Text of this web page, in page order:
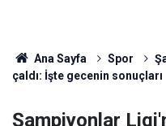
Ana Sayfa Spor
çaldı: İşte gecenin sonuçları
Şampiyonlar